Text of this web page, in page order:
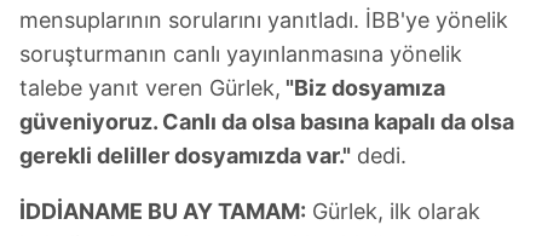
mensuplarının sorularını yanıtladı. İBB'ye yönelik
soruşturmanın canlı yayınlanmasına yönelik
talebe yanıt veren Gürlek, "Biz dosyamıza
güveniyoruz. Canlı da olsa basına kapalı da olsa
gerekli deliller dosyamızda var." dedi.
İDDİANAME BU AY TAMAM: Gürlek, ilk olarak